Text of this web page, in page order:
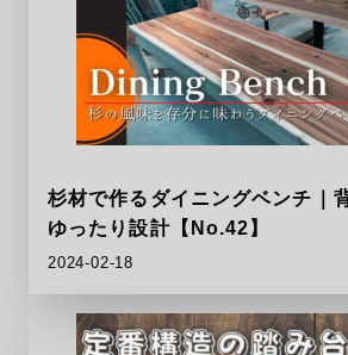
杉材で作るダイニングベンチ｜
ゆったり設計【No.42】
2024-02-18